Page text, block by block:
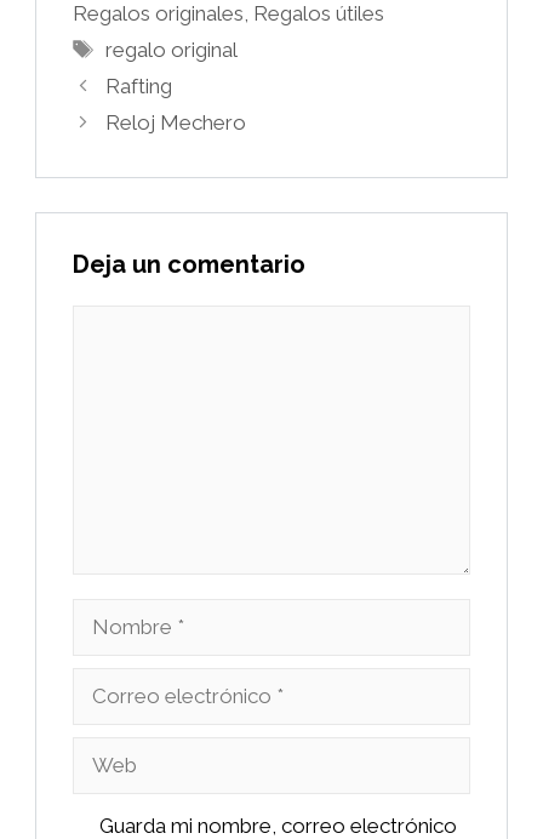
Regalos originales, Regalos útiles
Etiquetas
regalo original
Rafting
Reloj Mechero
Deja un comentario
Nombre
Correo
Web
Guarda mi nombre, correo electrónico